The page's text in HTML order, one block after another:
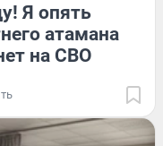
Я опять
атамана
на СВО